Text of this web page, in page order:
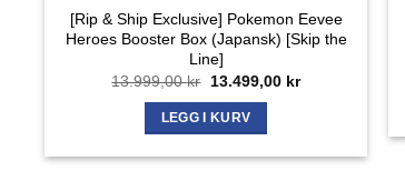
[Rip & Ship Exclusive] Pokemon Eevee
Heroes Booster Box (Japansk) [Skip the
Line]
13.999,00kr Opprinnelig
var:
13.999,00 kr.
13.499,00 krNåværende
LEGG I KURV